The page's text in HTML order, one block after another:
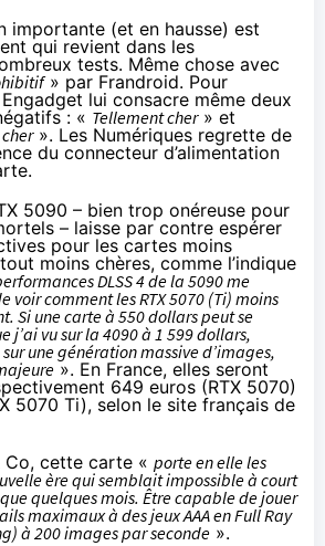
importante (et en hausse) est
qui revient dans les
tests. Même chose avec
» par Frandroid. Pour
lui consacre même deux
: « Tellement cher» et
». Les Numériques regrette de
du connecteur d’alimentation
5090 – bien trop onéreuse pour
– laisse par contre espérer
pour les cartes moins
moins chères, comme l’indique
DLSS 4 de la 5090 me
comment les RTX 5070 (Ti) moins
Si une carte à 550 dollars peut se
j’ai vu sur la 4090 à 1 599 dollars,
une génération massive d’images,
». En France, elles seront
649 euros (RTX 5070)
5070 Ti), selon le site français de
Co, cette carte « porte en elle les
ère qui semblait impossible à court
quelques mois. Être capable de jouer
maximaux à des jeux AAA en Full Ray
à 200 images par seconde ».